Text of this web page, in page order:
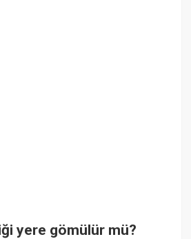
yere gömülür mü?